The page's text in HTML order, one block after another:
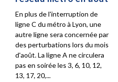
En plus de l'interruption de
ligne C du métro à Lyon, une
autre ligne sera concernée par
des perturbations lors du mois
d'août. La ligne A ne circulera
pas en soirée les 3, 6, 10, 12,
13, 17, 20,...